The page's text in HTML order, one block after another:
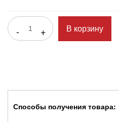
- + В корзину
Способы получения товара: